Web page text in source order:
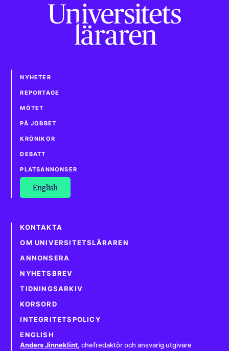
NYHETER
REPORTAGE
MÖTET
PÅ JOBBET
KRÖNIKOR
DEBATT
PLATSANNONSER
English
KONTAKTA
OM UNIVERSITETSLÄRAREN
ANNONSERA
NYHETSBREV
TIDNINGSARKIV
KORSORD
INTEGRITETSPOLICY
ENGLISH
Anders Jinneklint, chefredaktör och ansvarig utgivare